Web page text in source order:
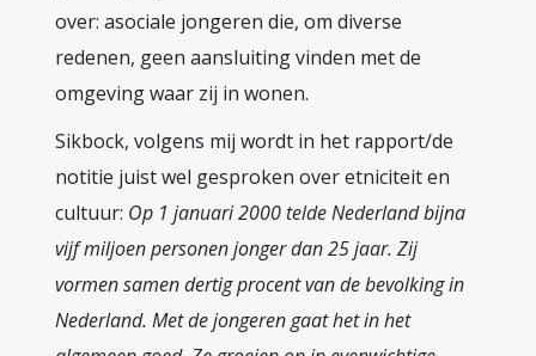
over: asociale jongeren die, om diverse
redenen, geen aansluiting vinden met de
omgeving waar zij in wonen.
Sikbock, volgens mij wordt in het rapport/de
notitie juist wel gesproken over etniciteit en
cultuur: Op 1 januari 2000 telde Nederland bijna
vijf miljoen personen jonger dan 25 jaar. Zij
vormen samen dertig procent van de bevolking in
Nederland. Met de jongeren gaat het in het